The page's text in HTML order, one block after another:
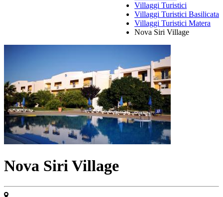
Villaggi Turistici
Villaggi Turistici Basilicata
Villaggi Turistici Matera
Nova Siri Village
Nova Siri Village